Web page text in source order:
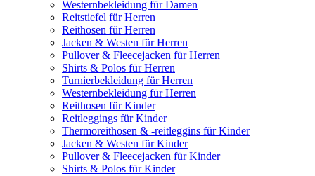
Westernbekleidung für Damen
Reitstiefel für Herren
Reithosen für Herren
Jacken & Westen für Herren
Pullover & Fleecejacken für Herren
Shirts & Polos für Herren
Turnierbekleidung für Herren
Westernbekleidung für Herren
Reithosen für Kinder
Reitleggings für Kinder
Thermoreithosen & -reitleggins für Kinder
Jacken & Westen für Kinder
Pullover & Fleecejacken für Kinder
Shirts & Polos für Kinder